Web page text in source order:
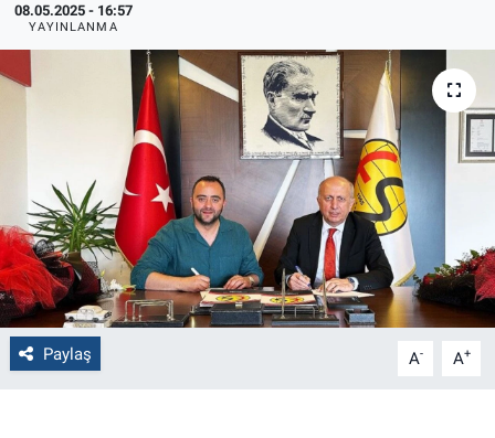
08.05.2025 - 16:57
YAYINLANMA
Paylaş A- A+
Alış-Veriş/İş dünyası
Kültür Sanat
Kütahya
Gezi
Genel
Çevre